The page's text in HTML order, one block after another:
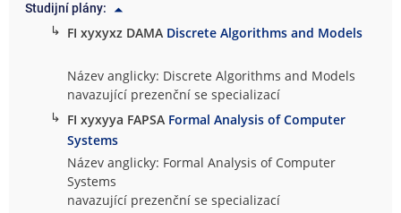
Studijní plány:
↳ FI xyxyxz DAMA Discrete Algorithms and Models
Název anglicky: Discrete Algorithms and Models
navazující prezenční se specializací
↳ FI xyxyya FAPSA Formal Analysis of Computer
Systems
Název anglicky: Formal Analysis of Computer
Systems
navazující prezenční se specializací